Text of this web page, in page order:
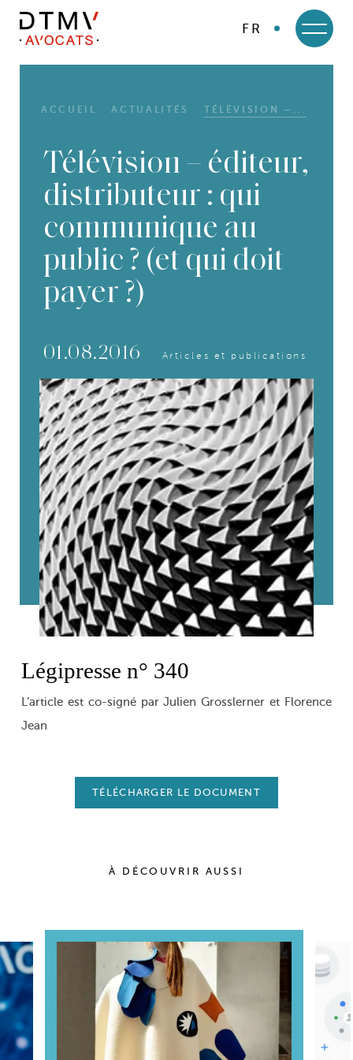
FR
ACCUEIL ACTUALITÉS TÉLÉVISION –...
Télévision – éditeur,
distributeur : qui
communique au
public ? (et qui doit
payer ?)
01.08.2016 Articles et publications
Légipresse n° 340
L’article est co-signé par Julien Grosslerner et Florence
Jean
TÉLÉCHARGER LE DOCUMENT
À DÉCOUVRIR AUSSI